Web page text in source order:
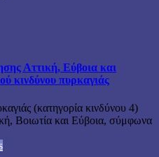
Αττική, Εύβοια και
κινδύνου πυρκαγιάς
(κατηγορία κινδύνου 4)
Βοιωτία και Εύβοια, σύμφωνα